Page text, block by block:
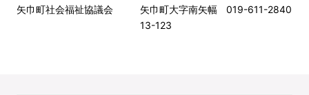
矢巾町社会福祉協議会
矢巾町大字南矢幅
13-123
019-611-2840